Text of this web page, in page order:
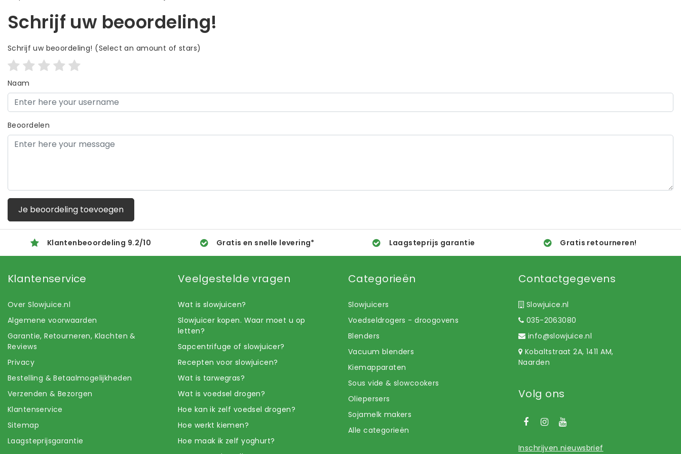
Schrijf uw beoordeling!
Schrijf uw beoordeling! (Select an amount of stars)
Naam
Beoordelen
Je beoordeling toevoegen
Klantenbeoordeling 9.2/10 Gratis en snelle levering* Laagsteprijs garantie Gratis retourneren!
Klantenservice
Over Slowjuice.nl
Algemene voorwaarden
Garantie, Retourneren, Klachten &
Reviews
Privacy
Bestelling & Betaalmogelijkheden
Verzenden & Bezorgen
Klantenservice
Sitemap
Laagsteprijsgarantie
Veelgestelde vragen
Wat is slowjuicen?
Slowjuicer kopen. Waar moet u op
letten?
Sapcentrifuge of slowjuicer?
Recepten voor slowjuicen?
Wat is tarwegras?
Wat is voedsel drogen?
Hoe kan ik zelf voedsel drogen?
Hoe werkt kiemen?
Hoe maak ik zelf yoghurt?
Categorieën
Slowjuicers
Voedseldrogers - droogovens
Blenders
Vacuum blenders
Kiemapparaten
Sous vide & slowcookers
Oliepersers
Sojamelk makers
Alle categorieën
Contactgegevens
Slowjuice.nl
035-2063080
info@slowjuice.nl
Kobaltstraat 2A, 1411 AM,
Naarden
Volg ons
Inschrijven nieuwsbrief